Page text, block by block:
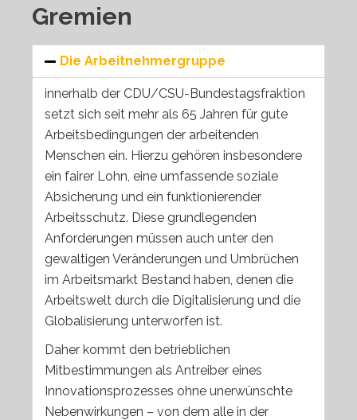
Gremien
Die Arbeitnehmergruppe
innerhalb der CDU/CSU-Bundestagsfraktion
setzt sich seit mehr als 65 Jahren für gute
Arbeitsbedingungen der arbeitenden
Menschen ein. Hierzu gehören insbesondere
ein fairer Lohn, eine umfassende soziale
Absicherung und ein funktionierender
Arbeitsschutz. Diese grundlegenden
Anforderungen müssen auch unter den
gewaltigen Veränderungen und Umbrüchen
im Arbeitsmarkt Bestand haben, denen die
Arbeitswelt durch die Digitalisierung und die
Globalisierung unterworfen ist.
Daher kommt den betrieblichen
Mitbestimmungen als Antreiber eines
Innovationsprozesses ohne unerwünschte
Nebenwirkungen – von dem alle in der